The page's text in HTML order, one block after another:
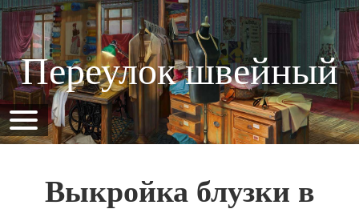
Переулок швейный
Выкройка блузки в